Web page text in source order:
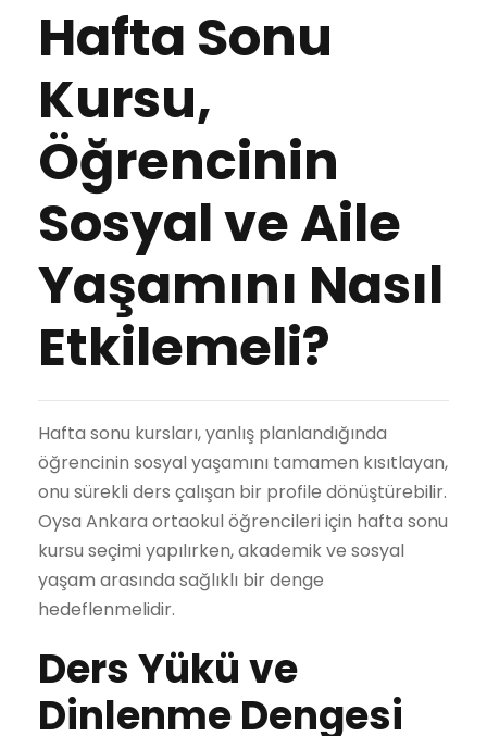
Hafta Sonu
Kursu,
Öğrencinin
Sosyal ve Aile
Yaşamını Nasıl
Etkilemeli?
Hafta sonu kursları, yanlış planlandığında
öğrencinin sosyal yaşamını tamamen kısıtlayan,
onu sürekli ders çalışan bir profile dönüştürebilir.
Oysa Ankara ortaokul öğrencileri için hafta sonu
kursu seçimi yapılırken, akademik ve sosyal
yaşam arasında sağlıklı bir denge
hedeflenmelidir.
Ders Yükü ve
Dinlenme Dengesi